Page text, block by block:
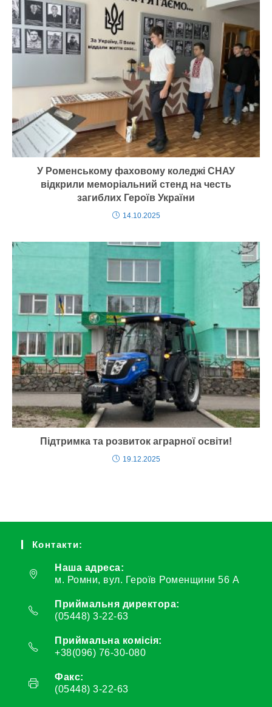
У Роменському фаховому коледжі СНАУ
відкрили меморіальний стенд на честь
загиблих Героїв України
14.10.2025
Підтримка та розвиток аграрної освіти!
19.12.2025
Контакти:
Наша адреса:
м. Ромни, вул. Героїв Роменщини 56 А
Приймальня директора:
(05448) 3-22-63
Приймальна комісія:
+38(096) 76-30-080
Факс:
(05448) 3-22-63